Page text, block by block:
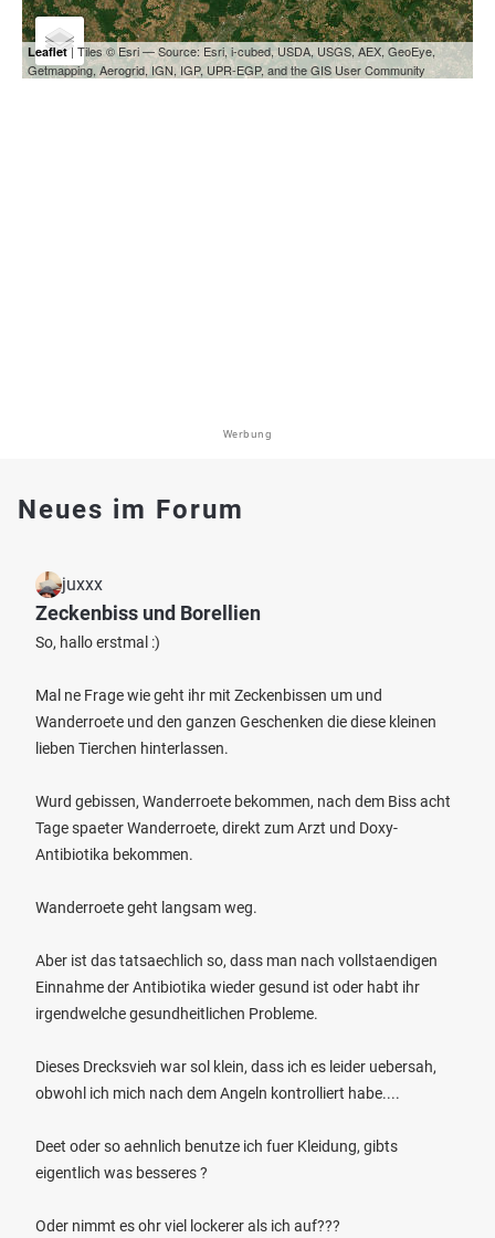
Leaflet| Tiles © Esri — Source: Esri, i-cubed, USDA, USGS, AEX, GeoEye,
Getmapping, Aerogrid, IGN, IGP, UPR-EGP, and the GIS User Community
Werbung
Neues im Forum
juxxx
Zeckenbiss und Borellien
So, hallo erstmal :)
Mal ne Frage wie geht ihr mit Zeckenbissen um und
Wanderroete und den ganzen Geschenken die diese kleinen
lieben Tierchen hinterlassen.
Wurd gebissen, Wanderroete bekommen, nach dem Biss acht
Tage spaeter Wanderroete, direkt zum Arzt und Doxy-
Antibiotika bekommen.
Wanderroete geht langsam weg.
Aber ist das tatsaechlich so, dass man nach vollstaendigen
Einnahme der Antibiotika wieder gesund ist oder habt ihr
irgendwelche gesundheitlichen Probleme.
Dieses Drecksvieh war sol klein, dass ich es leider uebersah,
obwohl ich mich nach dem Angeln kontrolliert habe....
Deet oder so aehnlich benutze ich fuer Kleidung, gibts
eigentlich was besseres ?
Oder nimmt es ohr viel lockerer als ich auf???